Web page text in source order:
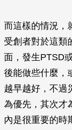
而這樣的情況，
受創者對於這類
面，發生PTSD
後能做些什麼，
越早越好，不過
為優先，其次才
內是很重要的時